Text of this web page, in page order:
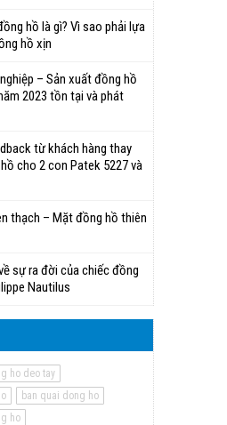
hồ là gì? Vì sao phải lựa
hồ xịn
– Sản xuất đồng hồ
2023 tồn tại và phát
từ khách hàng thay
cho 2 con Patek 5227 và
thạch – Mặt đồng hồ thiên
sự ra đời của chiếc đồng
Nautilus
ho deo tay
ban quai dong ho
ho